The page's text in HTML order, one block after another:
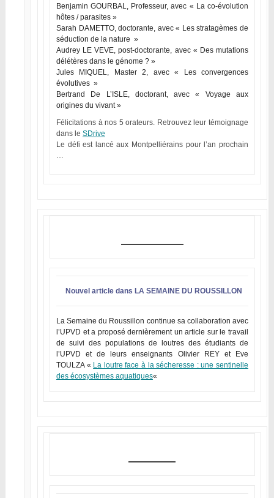
Benjamin GOURBAL, Professeur, avec « La co-évolution
hôtes / parasites »
Sarah DAMETTO, doctorante, avec « Les stratagèmes de
séduction de la nature »
Audrey LE VEVE, post-doctorante, avec « Des mutations
délétères dans le génome ? »
Jules MIQUEL, Master 2, avec « Les convergences
évolutives »
Bertrand De L’ISLE, doctorant, avec « Voyage aux
origines du vivant »
Félicitations à nos 5 orateurs. Retrouvez leur témoignage
dans le SDrive
Le défi est lancé aux Montpelliérains pour l’an prochain
…
Nouvel article dans LA SEMAINE DU ROUSSILLON
La Semaine du Roussillon continue sa collaboration avec
l’UPVD et a proposé dernièrement un article sur le travail
de suivi des populations de loutres des étudiants de
l’UPVD et de leurs enseignants Olivier REY et Eve
TOULZA « La loutre face à la sécheresse : une sentinelle
des écosystèmes aquatiques«